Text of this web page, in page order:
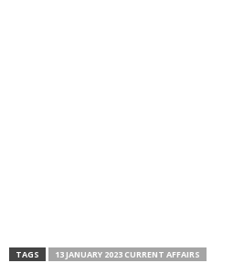
TAGS
13 JANUARY 2023 CURRENT AFFAIRS